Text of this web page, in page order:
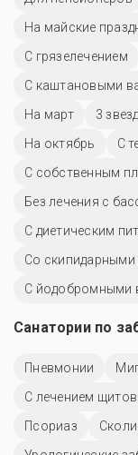
На майские
С грязелечением
С каштановыми
На март
3
На октябрь
С
С собственным
Без лечения с
С диетическим
Со
С йодобромными
Санатории по
Пневмонии
С лечением
Псориаз